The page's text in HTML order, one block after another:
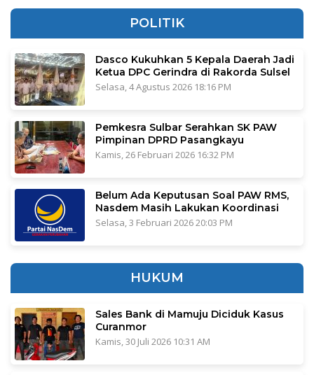
POLITIK
Dasco Kukuhkan 5 Kepala Daerah Jadi
Ketua DPC Gerindra di Rakorda Sulsel
Selasa, 4 Agustus 2026 18:16 PM
Pemkesra Sulbar Serahkan SK PAW
Pimpinan DPRD Pasangkayu
Kamis, 26 Februari 2026 16:32 PM
Belum Ada Keputusan Soal PAW RMS,
Nasdem Masih Lakukan Koordinasi
Selasa, 3 Februari 2026 20:03 PM
HUKUM
Sales Bank di Mamuju Diciduk Kasus
Curanmor
Kamis, 30 Juli 2026 10:31 AM